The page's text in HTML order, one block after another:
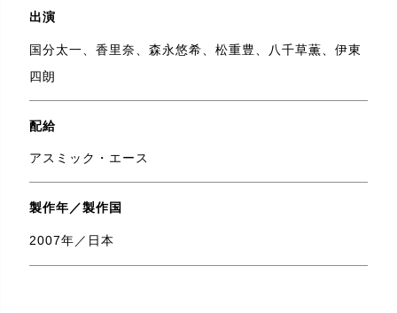
出演
国分太一、香里奈、森永悠希、松重豊、八千草薫、伊東
四朗
配給
アスミック・エース
製作年／製作国
2007年／日本